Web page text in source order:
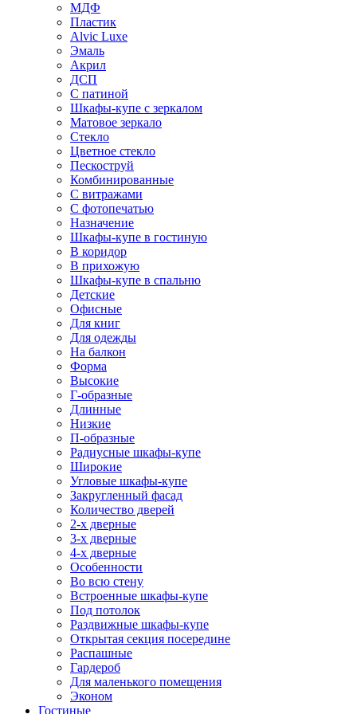
МДФ
Пластик
Alvic Luxe
Эмаль
Акрил
ДСП
С патиной
Шкафы-купе с зеркалом
Матовое зеркало
Стекло
Цветное стекло
Пескоструй
Комбинированные
С витражами
С фотопечатью
Назначение
Шкафы-купе в гостиную
В коридор
В прихожую
Шкафы-купе в спальню
Детские
Офисные
Для книг
Для одежды
На балкон
Форма
Высокие
Г-образные
Длинные
Низкие
П-образные
Радиусные шкафы-купе
Широкие
Угловые шкафы-купе
Закругленный фасад
Количество дверей
2-х дверные
3-х дверные
4-х дверные
Особенности
Во всю стену
Встроенные шкафы-купе
Под потолок
Раздвижные шкафы-купе
Открытая секция посередине
Распашные
Гардероб
Для маленького помещения
Эконом
Гостиные